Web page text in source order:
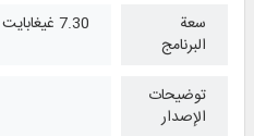
سعة
البرنامج
7.30 غيغابايت
توضيحات
الإصدار